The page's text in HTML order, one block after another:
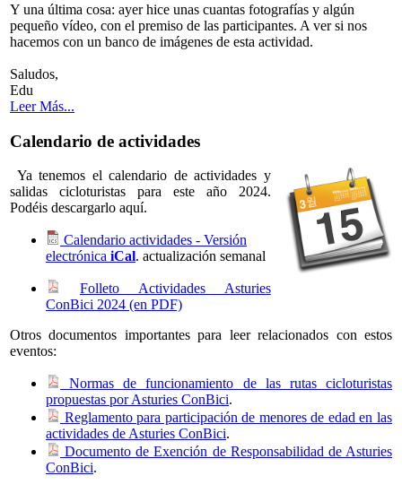
Y una última cosa: ayer hice unas cuantas fotografías y algún
pequeño vídeo, con el premiso de las participantes. A ver si nos
hacemos con un banco de imágenes de esta actividad.
Saludos,
Edu
Leer Más...
Calendario de actividades
Ya tenemos el calendario de actividades y
salidas cicloturistas para este año 2024.
Podéis descargarlo aquí.
Calendario actividades - Versión
electrónica iCal. actualización semanal
Folleto Actividades Asturies
ConBici 2024 (en PDF)
Otros documentos importantes para leer relacionados con estos
eventos:
Normas de funcionamiento de las rutas cicloturistas
propuestas por Asturies ConBici.
Reglamento para participación de menores de edad en las
actividades de Asturies ConBici.
Documento de Exención de Responsabilidad de Asturies
ConBici.